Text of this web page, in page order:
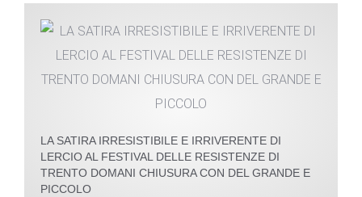
LA SATIRA IRRESISTIBILE E IRRIVERENTE DI
LERCIO AL FESTIVAL DELLE RESISTENZE DI
TRENTO DOMANI CHIUSURA CON DEL GRANDE E
PICCOLO